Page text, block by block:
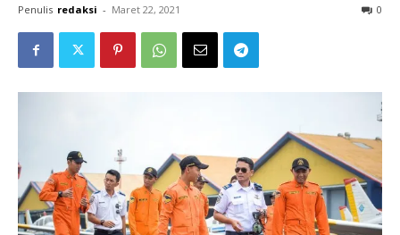
Penulis redaksi - Maret 22, 2021 0